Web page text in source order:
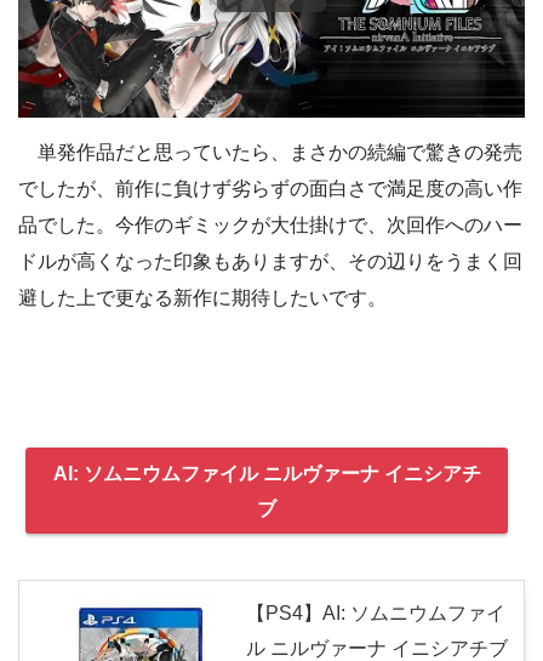
単発作品だと思っていたら、まさかの続編で驚きの発売
でしたが、前作に負けず劣らずの面白さで満足度の高い作
品でした。今作のギミックが大仕掛けで、次回作へのハー
ドルが高くなった印象もありますが、その辺りをうまく回
避した上で更なる新作に期待したいです。
AI: ソムニウムファイル ニルヴァーナ イニシアチ
ブ
【PS4】AI: ソムニウムファイ
ル ニルヴァーナ イニシアチブ